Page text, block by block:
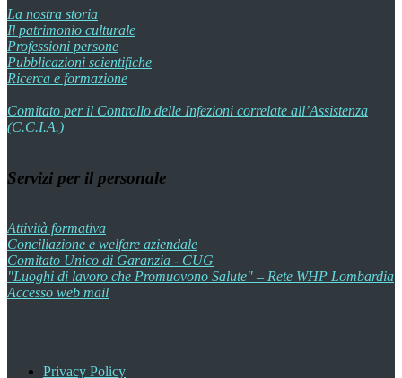
La nostra storia
Il patrimonio culturale
Professioni persone
Pubblicazioni scientifiche
Ricerca e formazione
Comitato per il Controllo delle Infezioni correlate all’Assistenza
(C.C.I.A.)
Servizi per il personale
Attività formativa
Conciliazione e welfare aziendale
Comitato Unico di Garanzia - CUG
"Luoghi di lavoro che Promuovono Salute" – Rete WHP Lombardia
Accesso web mail
Privacy Policy